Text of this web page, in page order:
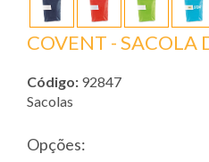
COVENT - SACOLA
Código: 92847
Sacolas
Opções: